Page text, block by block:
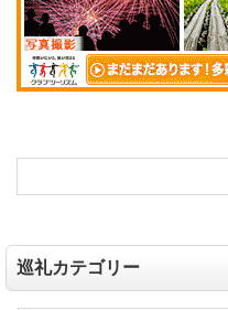
巡礼カテゴリー